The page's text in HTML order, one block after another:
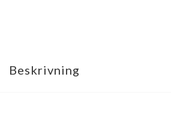
Beskrivning